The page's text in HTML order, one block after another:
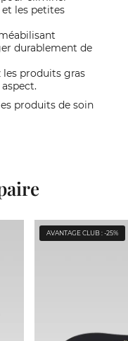
les petites
durablement de
produits gras
produits de soin
AVANTAGE CLUB : -25%